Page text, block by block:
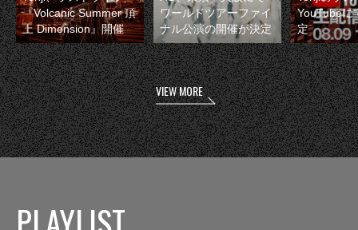
『Volcanic Summer 頂
上 Dimension』開催
ワールドツアーファイ
ナル公演の開催が決定
YouTubeに
定
VIEW MORE